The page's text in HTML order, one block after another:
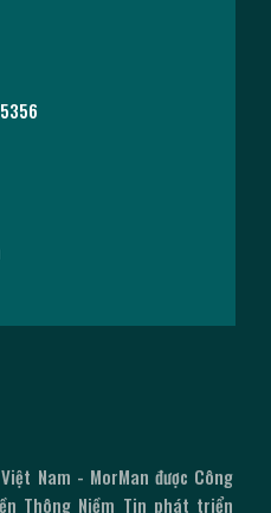
Nam - MorMan được Công
Thông Niềm Tin phát triển